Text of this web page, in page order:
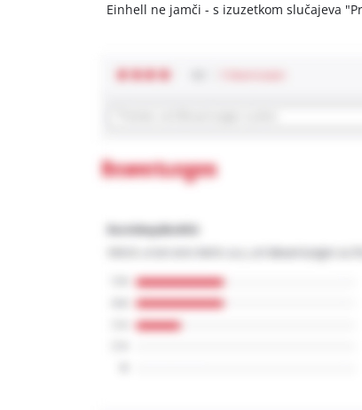
Einhell ne jamči - s izuzetkom slučajeva